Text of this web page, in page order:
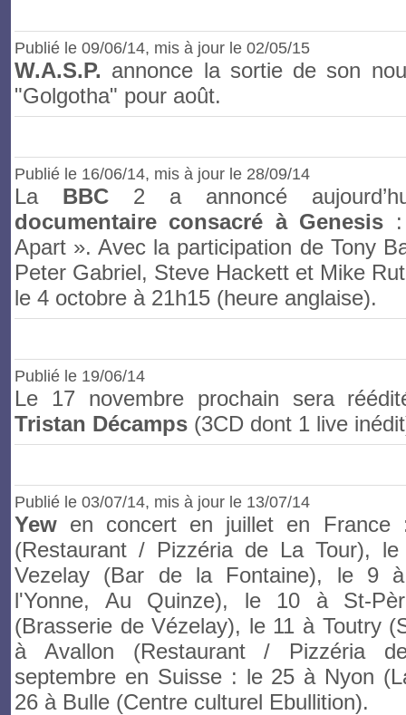
Publié le 09/06/14, mis à jour le 02/05/15
W.A.S.P. annonce la sortie de son
"Golgotha" pour août.
Publié le 16/06/14, mis à jour le 28/09/14
La BBC 2 a annoncé
documentaire consacré à Genesis
Apart ». Avec la participation de Tony
Peter Gabriel, Steve Hackett et Mike
le 4 octobre à 21h15 (heure anglaise).
Publié le 19/06/14
Le 17 novembre prochain sera
Tristan Décamps (3CD dont 1 live
Publié le 03/07/14, mis à jour le 13/07/14
Yew en concert en juillet en
(Restaurant / Pizzéria de La Tour),
Vezelay (Bar de la Fontaine), le 9
l'Yonne, Au Quinze), le 10 à St-
(Brasserie de Vézelay), le 11 à Toutry
à Avallon (Restaurant / Pizzéria
septembre en Suisse : le 25 à Nyon
26 à Bulle (Centre culturel Ebullition).